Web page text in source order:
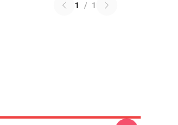
1 / 1